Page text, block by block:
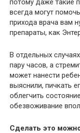
потому даже такие
всегда могут
прихода врача вам
препараты, как
В отдельных
пару часов, а
может нанести
выяснили, пичкать
облегчить
обезвоживание
Сделать это